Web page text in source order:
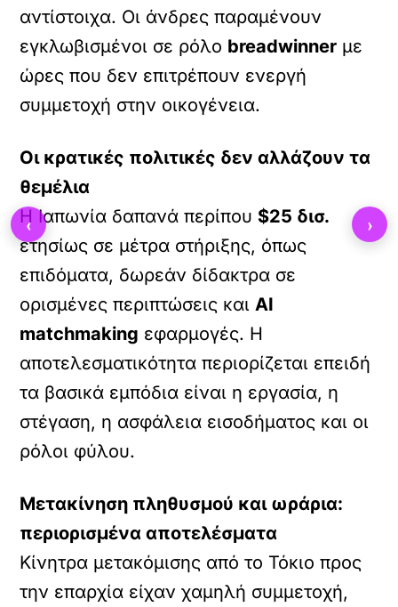
αντίστοιχα. Οι άνδρες παραμένουν
εγκλωβισμένοι σε ρόλο breadwinner με
ώρες που δεν επιτρέπουν ενεργή
συμμετοχή στην οικογένεια.
Οι κρατικές πολιτικές δεν αλλάζουν τα
θεμέλια
Η Ιαπωνία δαπανά περίπου $25 δισ.
ετησίως σε μέτρα στήριξης, όπως
επιδόματα, δωρεάν δίδακτρα σε
ορισμένες περιπτώσεις καιAI
matchmaking εφαρμογές. Η
αποτελεσματικότητα περιορίζεται επειδή
τα βασικά εμπόδια είναι η εργασία, η
στέγαση, η ασφάλεια εισοδήματος και οι
ρόλοι φύλου.
Μετακίνηση πληθυσμού και ωράρια:
περιορισμένα αποτελέσματα
Κίνητρα μετακόμισης από το Τόκιο προς
την επαρχία είχαν χαμηλή συμμετοχή,
‹ ›